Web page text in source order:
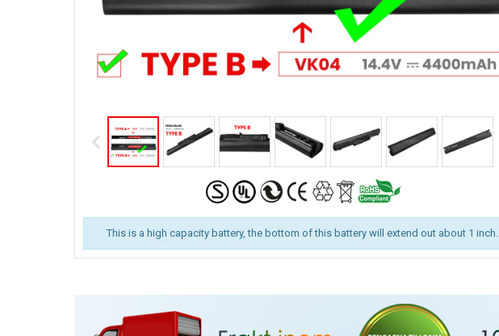
This is a high capacity battery, the bottom of this battery will extend out about 1 inch.